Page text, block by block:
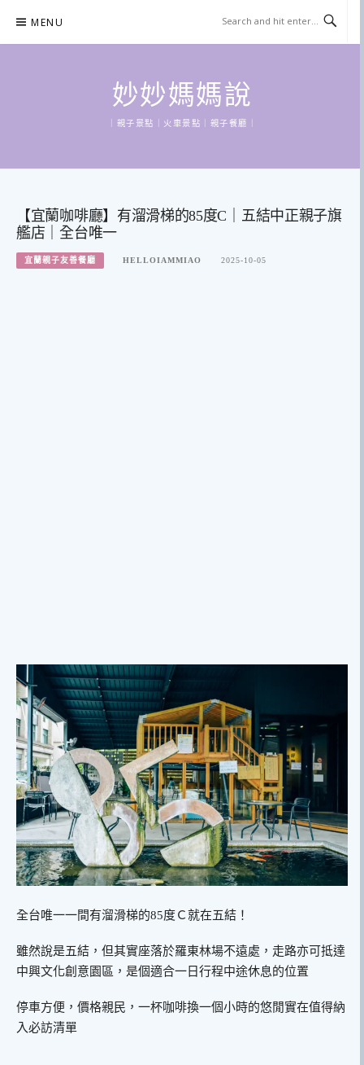
content
MENU
妙妙媽媽說
｜親子景點｜火車景點｜親子餐廳｜
【宜蘭咖啡廳】有溜滑梯的85度C｜五結中正親子旗
艦店｜全台唯一
宜蘭親子友善餐廳 HELLOIAMMIAO 2025-10-05
全台唯一一間有溜滑梯的85度Ｃ就在五結！
雖然說是五結，但其實座落於羅東林場不遠處，走路亦可抵達
中興文化創意園區，是個適合一日行程中途休息的位置
停車方便，價格親民，一杯咖啡換一個小時的悠閒實在值得納
入必訪清單